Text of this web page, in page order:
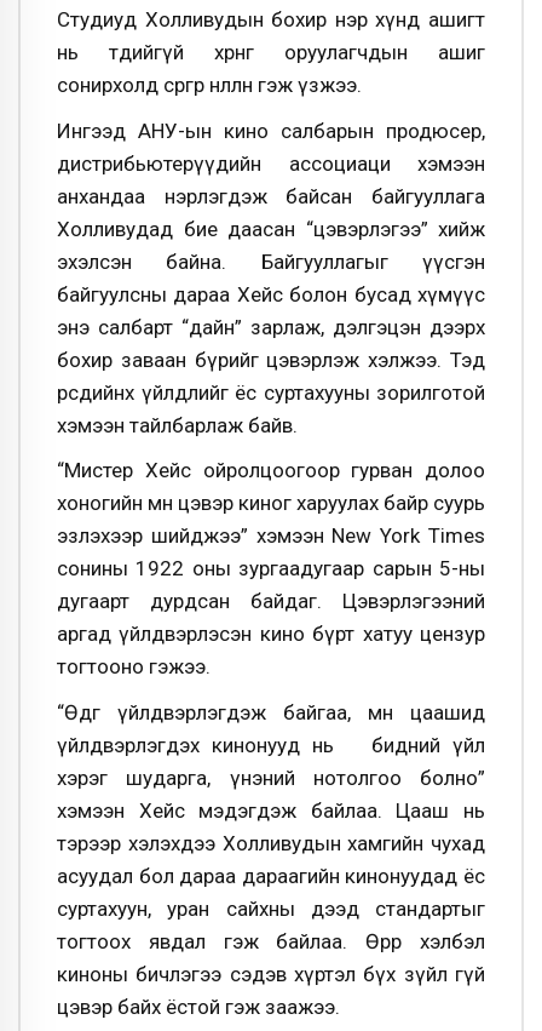
Студиуд Холливудын бохир нэр хүнд ашигт
нь төдийгүй хөрөнгө оруулагчдын ашиг
сонирхолд сөргөөр нөлөөлнө гэж үзжээ.
Ингээд АНУ-ын кино салбарын продюсер,
дистрибьютерүүдийн ассоциаци хэмээн
анхандаа нэрлэгдэж байсан байгууллага
Холливудад бие даасан “цэвэрлэгээ” хийж
эхэлсэн байна. Байгууллагыг үүсгэн
байгуулсны дараа Хейс болон бусад хүмүүс
энэ салбарт “дайн” зарлаж, дэлгэцэн дээрх
бохир заваан бүрийг цэвэрлэж хэлжээ. Тэд
өөрсдийнхөө үйлдлийг ёс суртахууны зорилготой
хэмээн тайлбарлаж байв.
“Мистер Хейс ойролцоогоор гурван долоо
хоногийн өмнө цэвэр киног харуулах байр суурь
эзлэхээр шийджээ” хэмээн New York Times
сонины 1922 оны зургаадугаар сарын 5-ны
дугаарт дурдсан байдаг. Цэвэрлэгээний
аргад үйлдвэрлэсэн кино бүрт хатуу цензур
тогтооно гэжээ.
“Өдгөө үйлдвэрлэгдэж байгаа, мөн цаашид
үйлдвэрлэгдэх кинонууд нь бидний үйл
хэрэг шударга, үнэний нотолгоо болно”
хэмээн Хейс мэдэгдэж байлаа. Цааш нь
тэрээр хэлэхдээ Холливудын хамгийн чухад
асуудал бол дараа дараагийн кинонуудад ёс
суртахуун, уран сайхны дээд стандартыг
тогтоох явдал гэж байлаа. Өөрөөр хэлбэл
киноны бичлэгээ сэдэв хүртэл бүх зүйл өөгүй
цэвэр байх ёстой гэж заажээ.